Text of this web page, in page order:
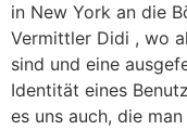
in New York an die
Vermittler Didi , wo
sind und eine
Identität eines
es uns auch, die